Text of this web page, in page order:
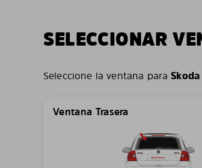
SELECCIONAR
Seleccione la ventana paraSkoda
Ventana Trasera